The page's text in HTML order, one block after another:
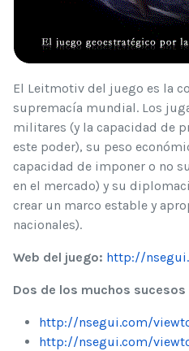
El Leitmotiv del juego es la
supremacía mundial. Los
militares (y la capacidad de
este poder), su peso
capacidad de imponer o no
en el mercado) y su
crear un marco estable y
nacionales).
Web del juego: http://
Dos de los muchos
http://nsegui.com/
http://nsegui.com/